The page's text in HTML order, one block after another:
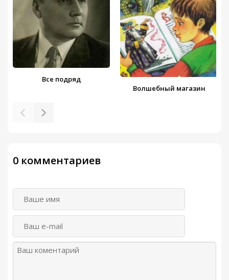
Все подряд
Волшебный магазин
0 комментариев